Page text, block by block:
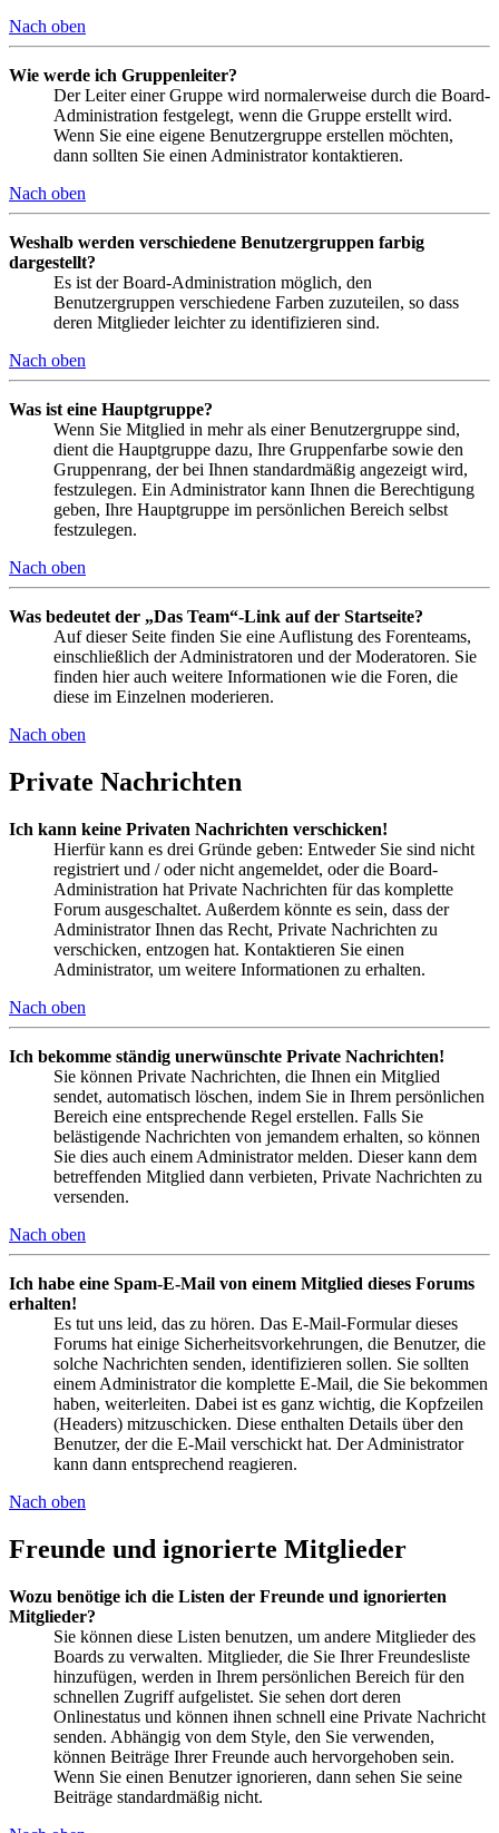
Nach oben
Wie werde ich Gruppenleiter?
Der Leiter einer Gruppe wird normalerweise durch die Board-
Administration festgelegt, wenn die Gruppe erstellt wird.
Wenn Sie eine eigene Benutzergruppe erstellen möchten,
dann sollten Sie einen Administrator kontaktieren.
Nach oben
Weshalb werden verschiedene Benutzergruppen farbig
dargestellt?
Es ist der Board-Administration möglich, den
Benutzergruppen verschiedene Farben zuzuteilen, so dass
deren Mitglieder leichter zu identifizieren sind.
Nach oben
Was ist eine Hauptgruppe?
Wenn Sie Mitglied in mehr als einer Benutzergruppe sind,
dient die Hauptgruppe dazu, Ihre Gruppenfarbe sowie den
Gruppenrang, der bei Ihnen standardmäßig angezeigt wird,
festzulegen. Ein Administrator kann Ihnen die Berechtigung
geben, Ihre Hauptgruppe im persönlichen Bereich selbst
festzulegen.
Nach oben
Was bedeutet der „Das Team“-Link auf der Startseite?
Auf dieser Seite finden Sie eine Auflistung des Forenteams,
einschließlich der Administratoren und der Moderatoren. Sie
finden hier auch weitere Informationen wie die Foren, die
diese im Einzelnen moderieren.
Nach oben
Private Nachrichten
Ich kann keine Privaten Nachrichten verschicken!
Hierfür kann es drei Gründe geben: Entweder Sie sind nicht
registriert und / oder nicht angemeldet, oder die Board-
Administration hat Private Nachrichten für das komplette
Forum ausgeschaltet. Außerdem könnte es sein, dass der
Administrator Ihnen das Recht, Private Nachrichten zu
verschicken, entzogen hat. Kontaktieren Sie einen
Administrator, um weitere Informationen zu erhalten.
Nach oben
Ich bekomme ständig unerwünschte Private Nachrichten!
Sie können Private Nachrichten, die Ihnen ein Mitglied
sendet, automatisch löschen, indem Sie in Ihrem persönlichen
Bereich eine entsprechende Regel erstellen. Falls Sie
belästigende Nachrichten von jemandem erhalten, so können
Sie dies auch einem Administrator melden. Dieser kann dem
betreffenden Mitglied dann verbieten, Private Nachrichten zu
versenden.
Nach oben
Ich habe eine Spam-E-Mail von einem Mitglied dieses Forums
erhalten!
Es tut uns leid, das zu hören. Das E-Mail-Formular dieses
Forums hat einige Sicherheitsvorkehrungen, die Benutzer, die
solche Nachrichten senden, identifizieren sollen. Sie sollten
einem Administrator die komplette E-Mail, die Sie bekommen
haben, weiterleiten. Dabei ist es ganz wichtig, die Kopfzeilen
(Headers) mitzuschicken. Diese enthalten Details über den
Benutzer, der die E-Mail verschickt hat. Der Administrator
kann dann entsprechend reagieren.
Nach oben
Freunde und ignorierte Mitglieder
Wozu benötige ich die Listen der Freunde und ignorierten
Mitglieder?
Sie können diese Listen benutzen, um andere Mitglieder des
Boards zu verwalten. Mitglieder, die Sie Ihrer Freundesliste
hinzufügen, werden in Ihrem persönlichen Bereich für den
schnellen Zugriff aufgelistet. Sie sehen dort deren
Onlinestatus und können ihnen schnell eine Private Nachricht
senden. Abhängig von dem Style, den Sie verwenden,
können Beiträge Ihrer Freunde auch hervorgehoben sein.
Wenn Sie einen Benutzer ignorieren, dann sehen Sie seine
Beiträge standardmäßig nicht.